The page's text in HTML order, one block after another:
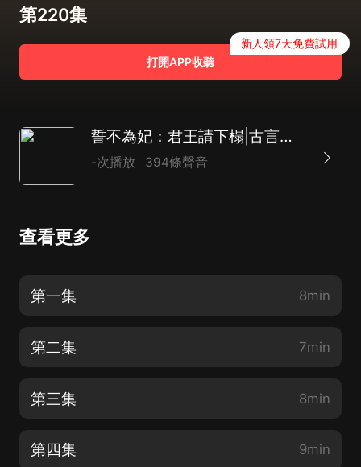
第220集
打開APP收聽
新人領7天免費試用
誓不為妃：君王請下榻|古言宮鬥|穿越|AI多播
-次播放 394條聲音
查看更多
第一集 8min
第二集 7min
第三集 8min
第四集 9min